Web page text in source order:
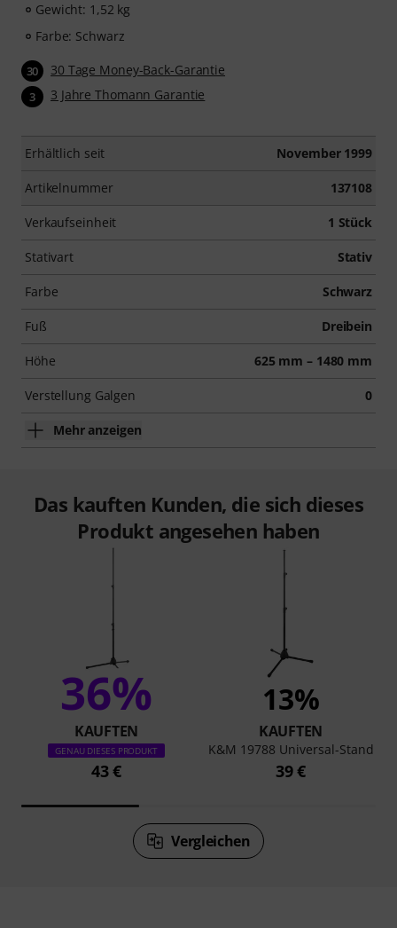
Gewicht: 1,52 kg
Farbe: Schwarz
30 30 Tage Money-Back-Garantie
3 3 Jahre Thomann Garantie
Erhältlich seit November 1999
Artikelnummer 137108
Verkaufseinheit 1 Stück
Stativart Stativ
Farbe Schwarz
Fuß Dreibein
Höhe 625 mm – 1480 mm
Verstellung Galgen 0
Mehr anzeigen
Das kauften Kunden, die sich dieses
Produkt angesehen haben
36%
KAUFTEN
GENAU DIESES PRODUKT
43 €
13%
KAUFTEN
K&M 19788 Universal-Stand
39 €
Vergleichen